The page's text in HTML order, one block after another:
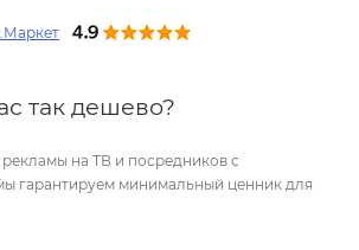
так дешево?
на ТВ и посредников с
гарантируем минимальный ценник для